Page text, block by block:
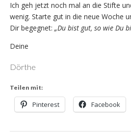
Ich geh jetzt noch mal an die Stifte
wenig. Starte gut in die neue Woche
Dir begegnet: „Du bist gut, so wie Du
Deine
Dörthe
Teilen mit:
Pinterest Facebook